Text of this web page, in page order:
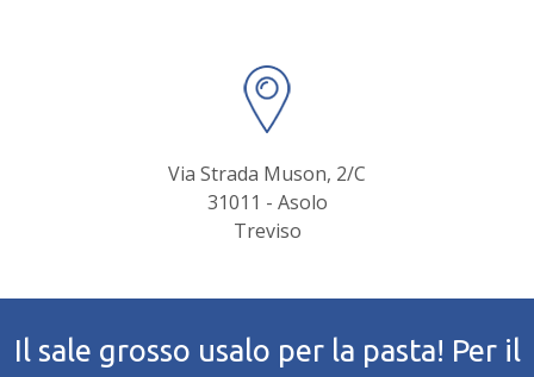
Via Strada Muson, 2/C
31011 - Asolo
Treviso
Il sale grosso usalo per la pasta! Per il